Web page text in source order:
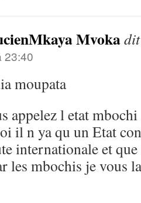
Mvoka
23:40
moupata
appelez l etat
il n ya qu un Etat
internationale et
les mbochis je vous